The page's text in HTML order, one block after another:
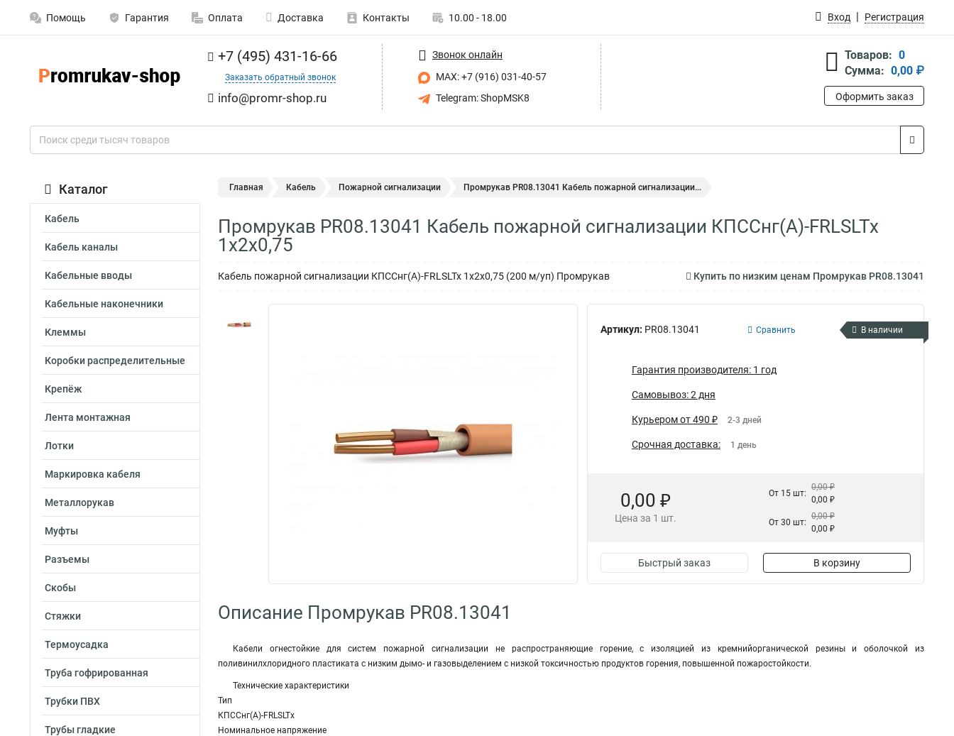
Помощь Гарантия Оплата Доставка Контакты 10.00 - 18.00 Вход Регистрация
+7 (495) 431-16-66
Заказать обратный звонок
info@promr-shop.ru
Звонок онлайн
MAX: +7 (916) 031-40-57
Telegram: ShopMSK8
Товаров: 0
Сумма: 0,00 ₽
Оформить заказ
Каталог
Кабель
Кабель каналы
Кабельные вводы
Кабельные наконечники
Клеммы
Коробки распределительные
Крепёж
Лента монтажная
Лотки
Маркировка кабеля
Металлорукав
Муфты
Разъемы
Скобы
Стяжки
Термоусадка
Труба гофрированная
Трубки ПВХ
Трубы гладкие
Главная Кабель Пожарной сигнализации Промрукав PR08.13041 Кабель пожарной сигнализации...
Промрукав PR08.13041 Кабель пожарной сигнализации КПССнг(А)-FRLSLTx
1х2х0,75
Кабель пожарной сигнализации КПССнг(А)-FRLSLTx 1х2х0,75 (200 м/уп) Промрукав Купить по низким ценам Промрукав PR08.13041
Артикул: PR08.13041 Сравнить В наличии
Гарантия производителя: 1 год
Самовывоз: 2 дня
Курьером от 490 ₽ 2-3 дней
Срочная доставка: 1 день
0,00 ₽
Цена за 1 шт.
От 15 шт:
0,00 ₽
0,00 ₽
От 30 шт:
0,00 ₽
0,00 ₽
Быстрый заказ В корзину
Описание Промрукав PR08.13041
Кабели огнестойкие для систем пожарной сигнализации не распространяющие горение, с изоляцией из кремнийорганической резины и оболочкой из
поливинилхлоридного пластиката с низким дымо- и газовыделением с низкой токсичностью продуктов горения, повышенной пожаростойкости.
Технические характеристики
Тип
КПССнг(A)-FRLSLTx
Номинальное напряжение